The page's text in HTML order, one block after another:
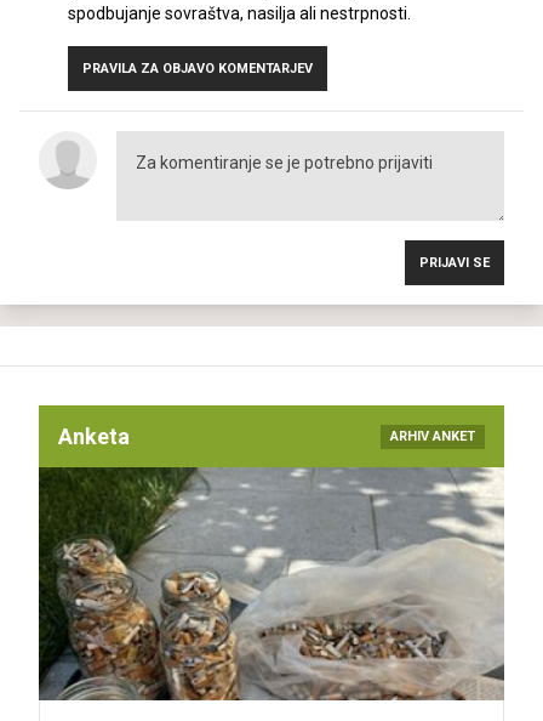
spodbujanje sovraštva, nasilja ali nestrpnosti.
PRAVILA ZA OBJAVO KOMENTARJEV
PRIJAVI SE
Anketa ARHIV ANKET